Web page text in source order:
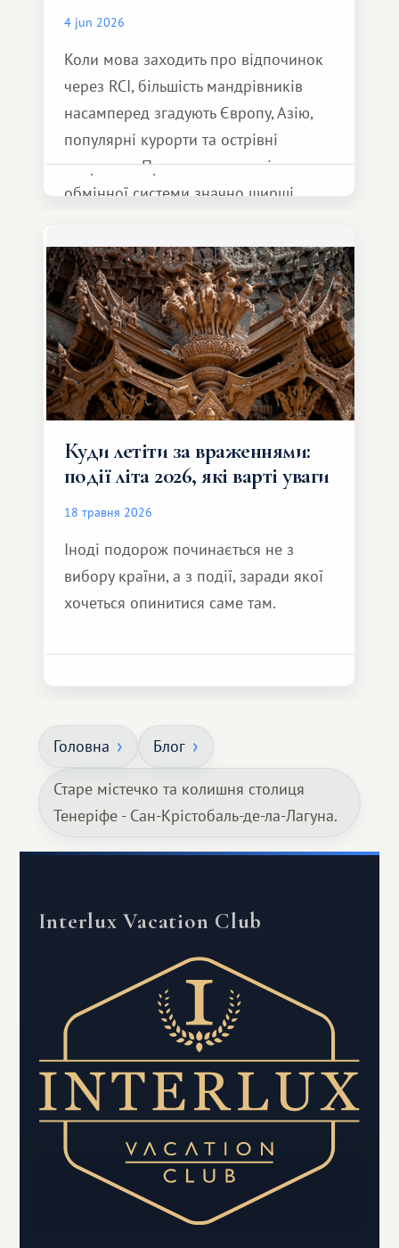
4 jun 2026
Коли мова заходить про відпочинок
через RCI, більшість мандрівників
насамперед згадують Європу, Азію,
популярні курорти та острівні
напрямки. Проте можливості
обмінної системи значно ширші.
який здатний подарувати зовсім
інший формат подорожі.
Куди летіти за враженнями:
події літа 2026, які варті уваги
18 травня 2026
Іноді подорож починається не з
вибору країни, а з події, заради якої
хочеться опинитися саме там.
Головна Блог
Старе містечко та колишня столиця
Тенеріфе - Сан-Крістобаль-де-ла-Лагуна.
Interlux Vacation Club